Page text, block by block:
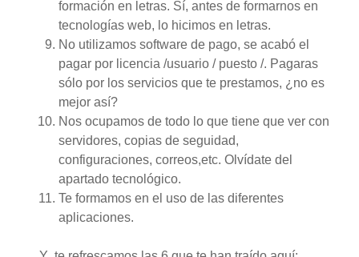
formación en letras. Sí, antes de formarnos en
tecnologías web, lo hicimos en letras.
No utilizamos software de pago, se acabó el
pagar por licencia /usuario / puesto /. Pagaras
sólo por los servicios que te prestamos, ¿no es
mejor así?
Nos ocupamos de todo lo que tiene que ver con
servidores, copias de seguidad,
configuraciones, correos,etc. Olvídate del
apartado tecnológico.
Te formamos en el uso de las diferentes
aplicaciones.